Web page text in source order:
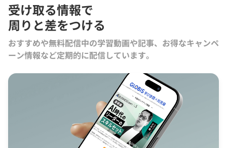
受け取る情報で
周りと差をつける
おすすめや無料配信中の学習動画や記事、お得なキャンペ
ーン情報など定期的に配信しています。